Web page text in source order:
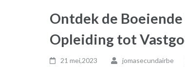
Ontdek de
Opleiding tot
21 mei,2023 jomasecundairbe